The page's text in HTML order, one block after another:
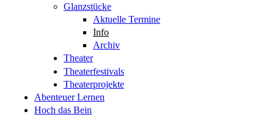
Glanzstücke
Aktuelle Termine
Info
Archiv
Theater
Theaterfestivals
Theaterprojekte
Abenteuer Lernen
Hoch das Bein